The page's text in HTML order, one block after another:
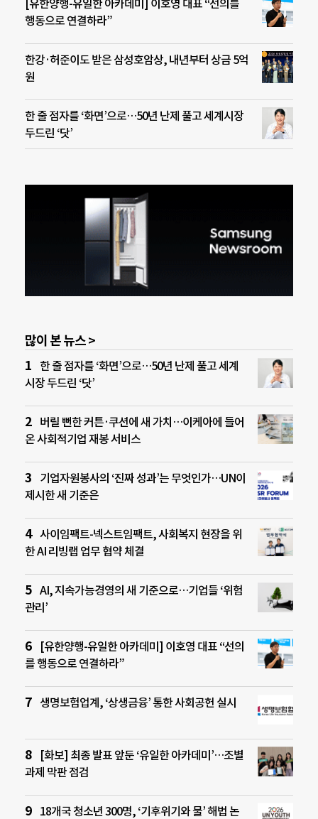
[유한양행-유일한 아카데미] 이호영 대표 “선의를
행동으로 연결하라”
한강·허준이도 받은 삼성호암상, 내년부터 상금 5억
원
한 줄 점자를 ‘화면’으로…50년 난제 풀고 세계시장
두드린 ‘닷’
많이 본 뉴스 >
한 줄 점자를 ‘화면’으로…50년 난제 풀고 세계
시장 두드린 ‘닷’
버릴 뻔한 커튼·쿠션에 새 가치…이케아에 들어
온 사회적기업 재봉 서비스
기업자원봉사의 ‘진짜 성과’는 무엇인가…UN이
제시한 새 기준은
사이임팩트-넥스트임팩트, 사회복지 현장을 위
한 AI 리빙랩 업무 협약 체결
AI, 지속가능경영의 새 기준으로…기업들 ‘위험
관리’
[유한양행-유일한 아카데미] 이호영 대표 “선의
를 행동으로 연결하라”
생명보험업계, ‘상생금융’ 통한 사회공헌 실시
[화보] 최종 발표 앞둔 ‘유일한 아카데미’…조별
과제 막판 점검
18개국 청소년 300명, ‘기후위기와 물’ 해법 논